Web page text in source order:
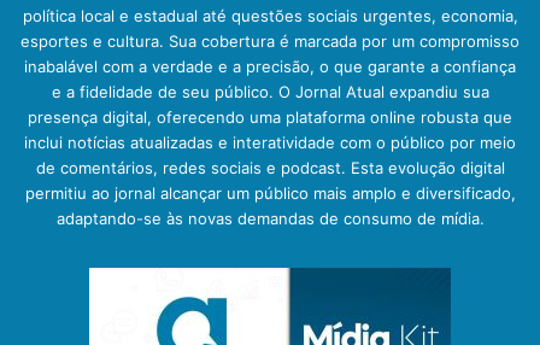
política local e estadual até questões sociais urgentes, economia,
esportes e cultura. Sua cobertura é marcada por um compromisso
inabalável com a verdade e a precisão, o que garante a confiança
e a fidelidade de seu público. O Jornal Atual expandiu sua
presença digital, oferecendo uma plataforma online robusta que
inclui notícias atualizadas e interatividade com o público por meio
de comentários, redes sociais e podcast. Esta evolução digital
permitiu ao jornal alcançar um público mais amplo e diversificado,
adaptando-se às novas demandas de consumo de mídia.